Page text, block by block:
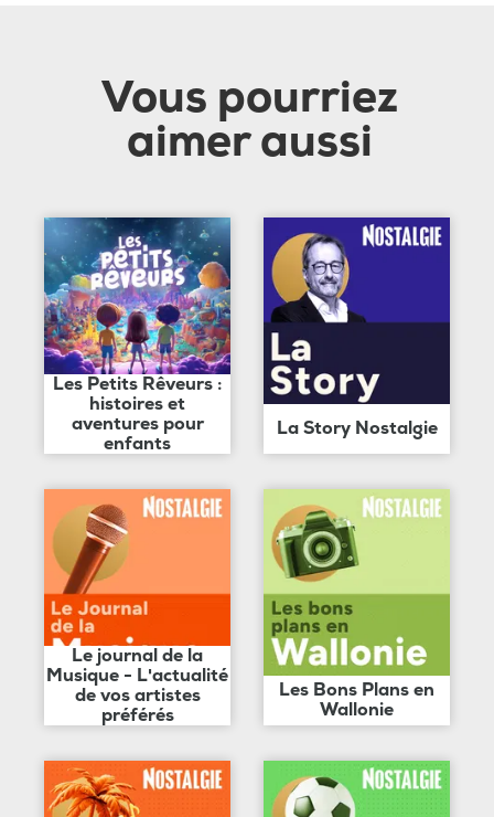
Vous pourriez
aimer aussi
Les Petits Rêveurs :
histoires et
aventures pour
enfants
La Story Nostalgie
Le journal de la
Musique - L'actualité
de vos artistes
préférés
Les Bons Plans en
Wallonie